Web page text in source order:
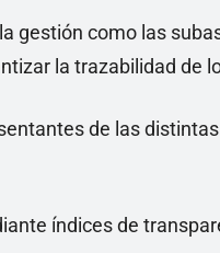
gestión como las
la trazabilidad de
de las
índices de